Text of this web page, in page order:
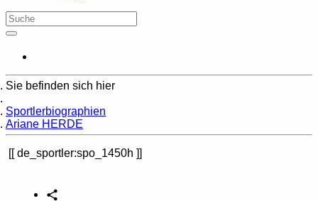
Sie befinden sich hier
Sportlerbiographien
Ariane HERDE
de_sportler:spo_1450h